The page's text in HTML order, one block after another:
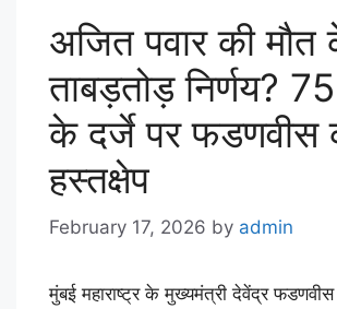
अजित पवार की मौत
ताबड़तोड़ निर्णय?
के दर्जे पर फडणवीस
हस्तक्षेप
February 17, 2026 by admin
मुंबई महाराष्ट्र के मुख्यमंत्री देवेंद्र